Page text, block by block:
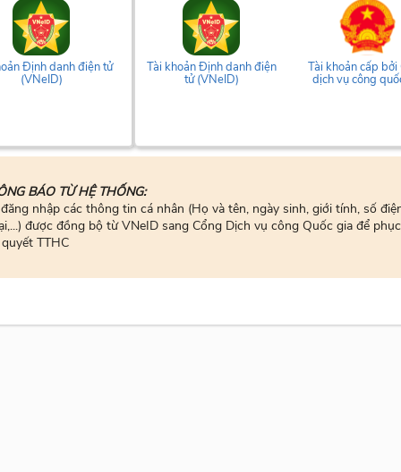
Định danh điện tử
(VNeID)
Tài khoản Định danh điện
tử (VNeID)
Tài khoản cấp bởi
dịch vụ công
BÁO TỪ HỆ THỐNG:
nhập các thông tin cá nhân (Họ và tên, ngày sinh, giới tính, số
được đồng bộ từ VNeID sang Cổng Dịch vụ công Quốc gia để
TTHC